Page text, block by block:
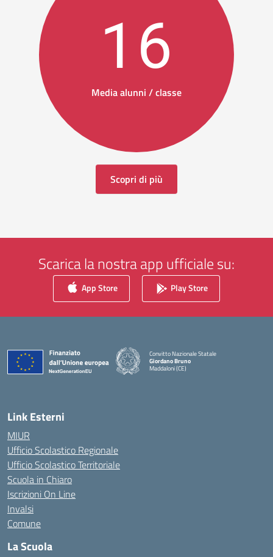
16
Media alunni / classe
Scopri di più
Scarica la nostra app ufficiale su:
App Store Play Store
Convitto Nazionale Statale
Giordano Bruno
Maddaloni (CE)
Link Esterni
MIUR
Ufficio Scolastico Regionale
Ufficio Scolastico Territoriale
Scuola in Chiaro
Iscrizioni On Line
Invalsi
Comune
La Scuola